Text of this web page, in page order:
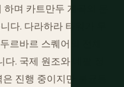
며 카트만두 계곡의 문
다. 다라하라 타워가 무
르바르 스퀘어의 전체
. 국제 원조와 네팔 정
진행 중이지만 불균등